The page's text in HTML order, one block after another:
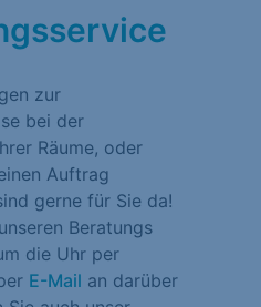
zur
bei der
Räume, oder
Auftrag
gerne für Sie da!
Beratungs
die Uhr per
E-Mail an darüber